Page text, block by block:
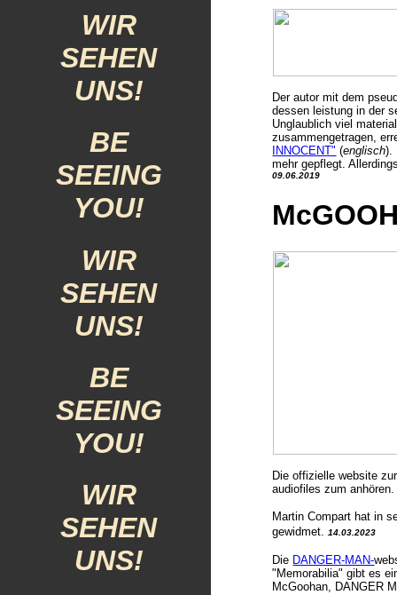
WIR
SEHEN
UNS!
BE
SEEING
YOU!
WIR
SEHEN
UNS!
BE
SEEING
YOU!
WIR
SEHEN
UNS!
Der autor mit dem
dessen leistung in der
Unglaublich viel
zusammengetragen,
INNOCENT" (englisch).
mehr gepflegt.
09.06.2019
Die offizielle website
audiofiles zum
Martin Compart hat in
gewidmet.
14.03.2023
Die DANGER-MAN-
"Memorabilia" gibt es
McGoohan, DANGER